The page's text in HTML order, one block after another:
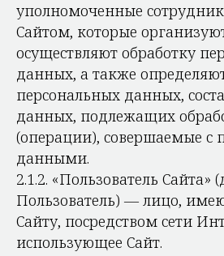
уполномоченные
Сайтом, которые
осуществляют обработку
данных, а также
персональных данных,
данных, подлежащих
(операции), совершаемые с
данными.
2.1.2. «Пользователь Сайта»
Пользователь) — лицо,
Сайту, посредством сети
использующее Сайт.